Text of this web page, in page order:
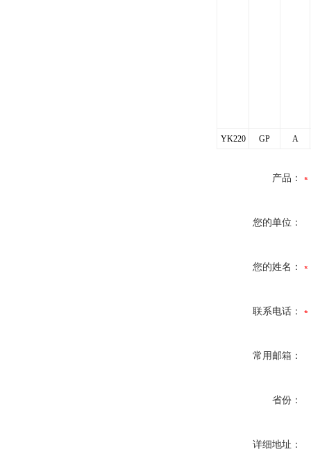
YK220 GP A
产品：
您的单位：
您的姓名：
联系电话：
常用邮箱：
省份：
详细地址：